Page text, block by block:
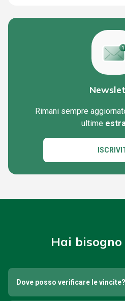
Rimani sempre
ultime
Hai
Dove posso verificare le vincite?